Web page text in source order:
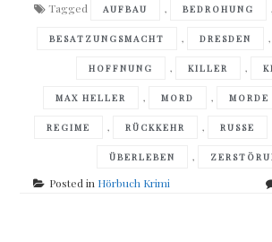
Tagged AUFBAU , BEDROHUNG ,
BESATZUNGSMACHT , DRESDEN ,
HOFFNUNG , KILLER ,
MAX HELLER , MORD , MORDE
REGIME , RÜCKKEHR , RUSSE
ÜBERLEBEN ,
Posted in Hörbuch Krimi